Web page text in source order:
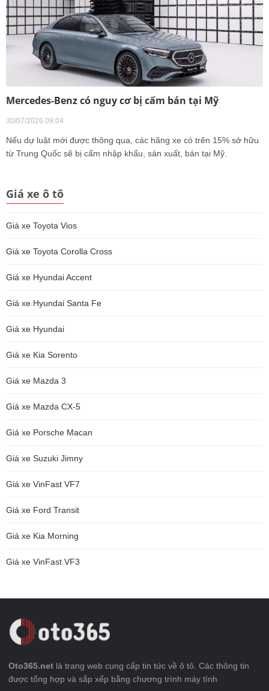
Mercedes-Benz có nguy cơ bị cấm bán tại Mỹ
30/07/2026 09:04
Nếu dự luật mới được thông qua, các hãng xe có trên 15% sở hữu
từ Trung Quốc sẽ bị cấm nhập khẩu, sản xuất, bán tại Mỹ.
Giá xe ô tô
Giá xe Toyota Vios
Giá xe Toyota Corolla Cross
Giá xe Hyundai Accent
Giá xe Hyundai Santa Fe
Giá xe Hyundai
Giá xe Kia Sorento
Giá xe Mazda 3
Giá xe Mazda CX-5
Giá xe Porsche Macan
Giá xe Suzuki Jimny
Giá xe VinFast VF7
Giá xe Ford Transit
Giá xe Kia Morning
Giá xe VinFast VF3
Oto365.net là trang web cung cấp tin tức về ô tô. Các thông tin
được tổng hợp và sắp xếp bằng chương trình máy tính